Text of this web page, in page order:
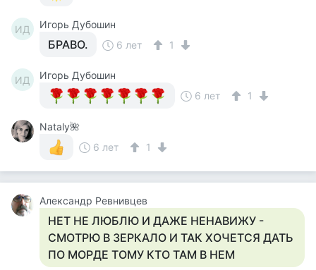
ИД Игорь Дубошин
БРАВО. 6 лет 1
ИД
Игорь Дубошин
6 лет
1
Nataly🌺
6 лет
1
Александр Ревнивцев
НЕТ НЕ ЛЮБЛЮ И ДАЖЕ НЕНАВИЖУ -
СМОТРЮ В ЗЕРКАЛО И ТАК ХОЧЕТСЯ ДАТЬ
ПО МОРДЕ ТОМУ КТО ТАМ В НЕМ